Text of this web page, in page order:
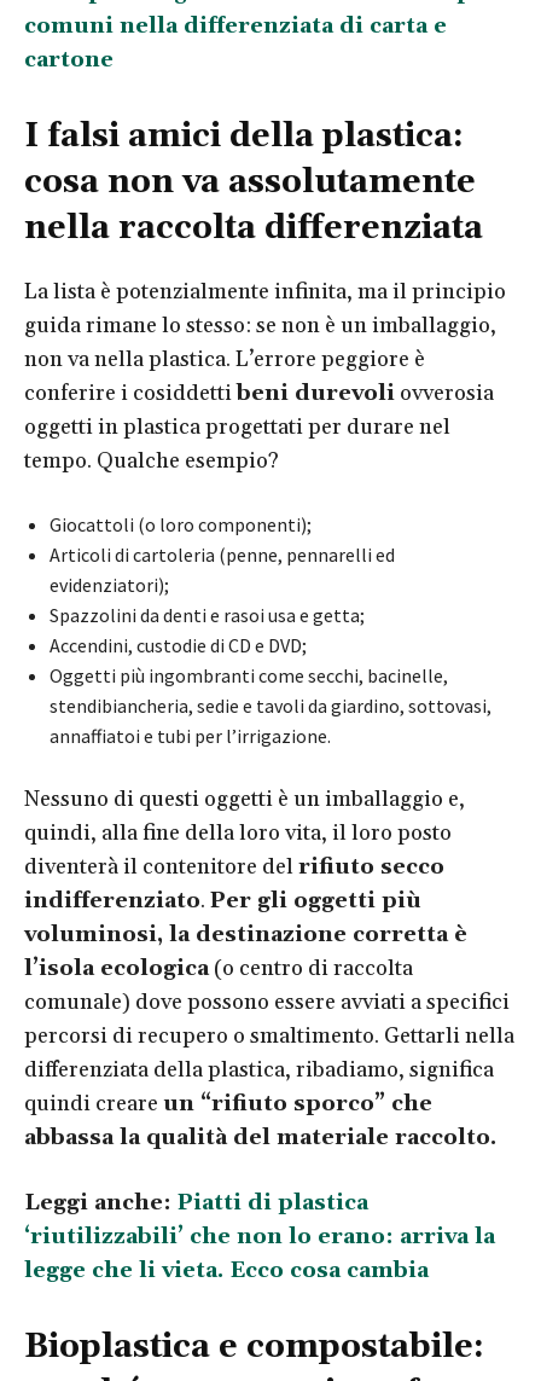
comuni nella differenziata di carta e
cartone
I falsi amici della plastica:
cosa non va assolutamente
nella raccolta differenziata
La lista è potenzialmente infinita, ma il principio
guida rimane lo stesso: se non è un imballaggio,
non va nella plastica. L’errore peggiore è
conferire i cosiddettibeni durevoli ovverosia
oggetti in plastica progettati per durare nel
tempo. Qualche esempio?
Giocattoli (o loro componenti);
Articoli di cartoleria (penne, pennarelli ed
evidenziatori);
Spazzolini da denti e rasoi usa e getta;
Accendini, custodie di CD e DVD;
Oggetti più ingombranti come secchi, bacinelle,
stendibiancheria, sedie e tavoli da giardino, sottovasi,
annaffiatoi e tubi per l’irrigazione.
Nessuno di questi oggetti è un imballaggio e,
quindi, alla fine della loro vita, il loro posto
diventerà il contenitore delrifiuto secco
indifferenziato. Per gli oggetti più
voluminosi, la destinazione corretta è
l’isola ecologica(o centro di raccolta
comunale) dove possono essere avviati a specifici
percorsi di recupero o smaltimento. Gettarli nella
differenziata della plastica, ribadiamo, significa
quindi creare un “rifiuto sporco” che
abbassa la qualità del materiale raccolto.
Leggi anche: Piatti di plastica
‘riutilizzabili’ che non lo erano: arriva la
legge che li vieta. Ecco cosa cambia
Bioplastica e compostabile: